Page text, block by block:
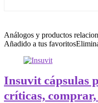
Análogos y productos
Añadido a tus favoritos
Insuvit cápsulas
críticas,